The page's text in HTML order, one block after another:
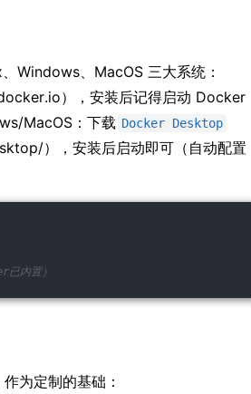
Windows、MacOS 三大系统：
），安装后记得启动 Docker
MacOS：下载 Docker Desktop
），安装后启动即可（自动配置
已内置）
为定制的基础：